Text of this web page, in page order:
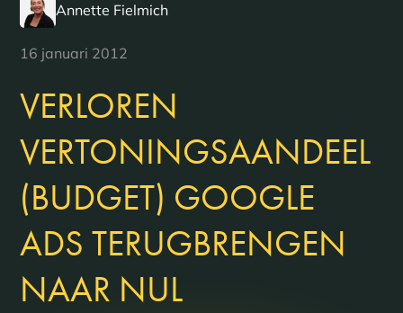
Annette Fielmich
16 januari 2012
VERLOREN
VERTONINGSAANDEEL
(BUDGET) GOOGLE
ADS TERUGBRENGEN
NAAR NUL